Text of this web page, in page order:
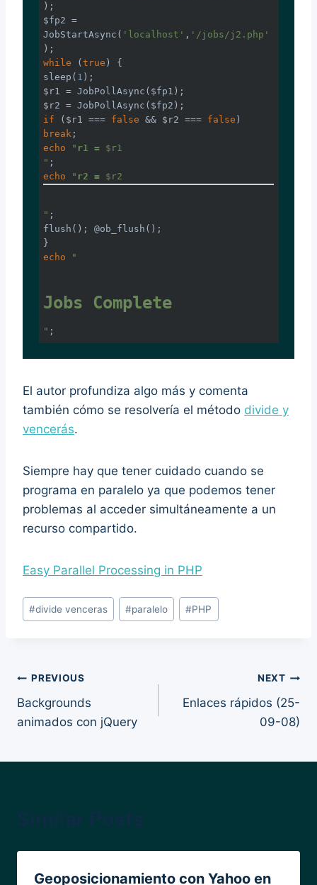
);
$fp2 =
JobStartAsync( 'localhost' , '/jobs/j2.php'
while ( true ) {
sleep( 1 );
$r1 = JobPollAsync($fp1);
if ($r1 === false && $r2 === false
break
echo
" r1 = $r1
"
echo
" r2 = $r2
" ;
flush(); @ob_flush();
echo
"
Jobs Complete
"
El autor profundiza algo más y comenta
también cómo se resolvería el método divide y
vencerás.
Siempre hay que tener cuidado cuando se
programa en paralelo ya que podemos tener
problemas al acceder simultáneamente a un
recurso compartido.
Easy Parallel Processing in PHP
Post
Tags:
#divide venceras #paralelo #PHP
Post
navigation
PREVIOUS
Backgrounds
animados con jQuery
NEXT
Enlaces rápidos (25-
09-08)
Geoposicionamiento con Yahoo en